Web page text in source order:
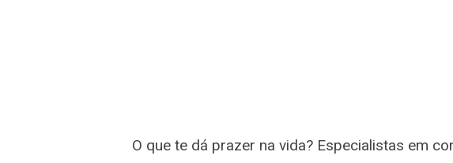
O que te dá prazer na vida? Especialistas em